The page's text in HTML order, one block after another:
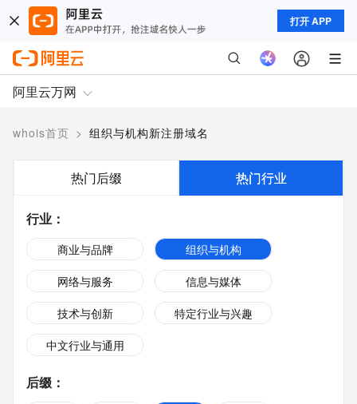
打开 APP
阿里云万网
whois首页 > 组织与机构新注册域名
热门后缀 热门行业
行业 ：
商业与品牌
组织与机构
网络与服务
信息与媒体
技术与创新
特定行业与兴趣
中文行业与通用
后缀 ：